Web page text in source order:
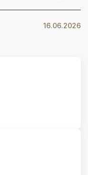
16.06.2026